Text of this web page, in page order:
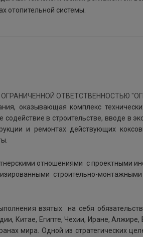
отопительной системы.
оказывающая комплекс
в строительстве, вводе в
и ремонтах действующих
отношениями с проектными
строительно-
взятых на себя
Китае, Египте, Чехии, Иране, Алжире,
мира. Одной из стратегических